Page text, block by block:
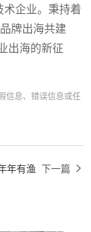
企业。秉持着
牌出海共建
出海的新征
信息、错误信息或任
年有渔 下一篇